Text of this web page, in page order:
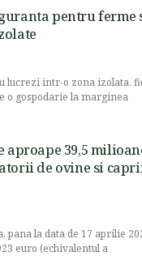
pentru ferme
lucrezi intr-o zona izolata,
o gospodarie la marginea
aproape 39,5
de ovine si
pana la data de 17 aprilie
euro (echivalentul a